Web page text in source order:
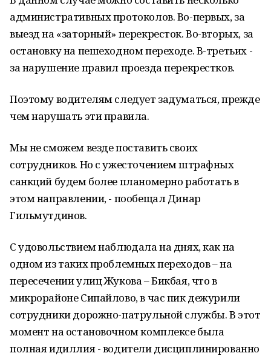
административных протоколов. Во-первых, за
выезд на «заторный» перекресток. Во-вторых, за
остановку на пешеходном переходе. В-третьих -
за нарушение правил проезда перекрестков.
Поэтому водителям следует задуматься, прежде
чем нарушать эти правила.
Мы не сможем везде поставить своих
сотрудников. Но с ужесточением штрафных
санкций будем более планомерно работать в
этом направлении, - пообещал Динар
Гильмутдинов.
С удовольствием наблюдала на днях, как на
одном из таких проблемных переходов – на
пересечении улиц Жукова – Бикбая, что в
микрорайоне Сипайлово, в час пик дежурили
сотрудники дорожно-патрульной службы. В этот
момент на остановочном комплексе была
полная идиллия - водители дисциплинированно